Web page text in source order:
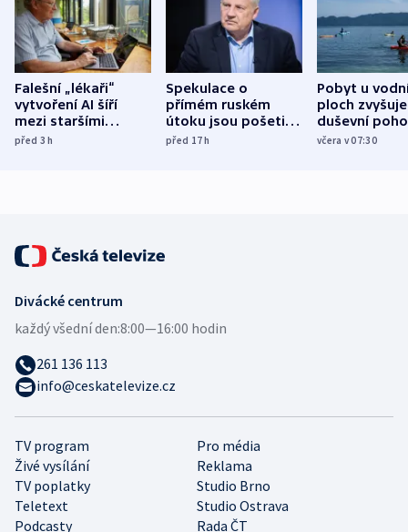
Falešní „lékaři“
vytvoření AI šíří
mezi staršími
Poláky nebezpečné
před 3h
Spekulace o
přímém ruském
útoku jsou pošetilé,
míní estonský
před 17h
Pobyt u
ploch zvyšuje
duševní
ukázala
včera v 07:30
TV program
Pro média
Živé vysílání
Reklama
TV poplatky
Studio Brno
Teletext
Studio Ostrava
Podcasty
Rada ČT
Divácké centrum
každý všední den:8:00—16:00 hodin
261 136 113
info@ceskatelevize.cz